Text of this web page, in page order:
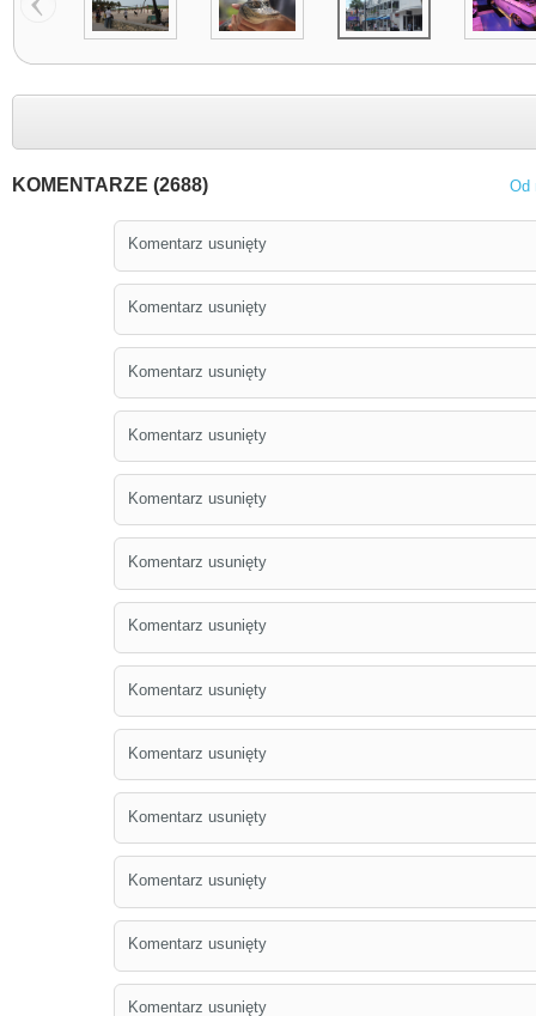
KOMENTARZE (2688) Od
Komentarz usunięty
Komentarz usunięty
Komentarz usunięty
Komentarz usunięty
Komentarz usunięty
Komentarz usunięty
Komentarz usunięty
Komentarz usunięty
Komentarz usunięty
Komentarz usunięty
Komentarz usunięty
Komentarz usunięty
Komentarz usunięty